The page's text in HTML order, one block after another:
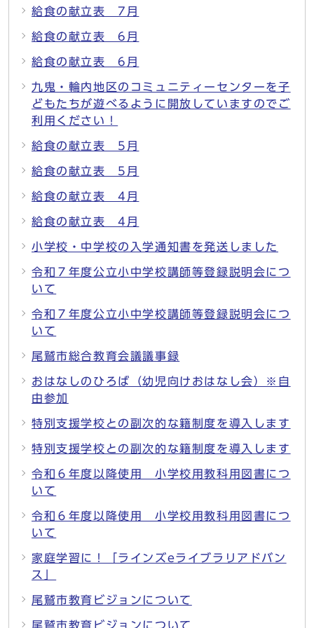
給食の献立表 7月
給食の献立表 6月
給食の献立表 6月
九鬼・輪内地区のコミュニティーセンターを子
どもたちが遊べるように開放していますのでご
利用ください！
給食の献立表 5月
給食の献立表 5月
給食の献立表 4月
給食の献立表 4月
小学校・中学校の入学通知書を発送しました
令和７年度公立小中学校講師等登録説明会につ
いて
令和７年度公立小中学校講師等登録説明会につ
いて
尾鷲市総合教育会議議事録
おはなしのひろば（幼児向けおはなし会）※自
由参加
特別支援学校との副次的な籍制度を導入します
特別支援学校との副次的な籍制度を導入します
令和６年度以降使用 小学校用教科用図書につ
いて
令和６年度以降使用 小学校用教科用図書につ
いて
家庭学習に！「ラインズeライブラリアドバン
ス」
尾鷲市教育ビジョンについて
尾鷲市教育ビジョンについて